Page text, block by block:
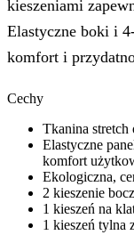
kieszeniami
Elastyczne boki i
komfort i
Cechy
Tkanina stretch
Elastyczne
komfort
Ekologiczna,
2 kieszenie
1 kieszeń na
1 kieszeń tylna